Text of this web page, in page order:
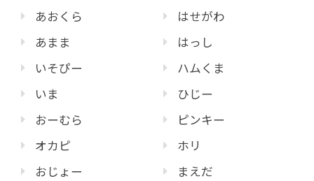
あおくら
あまま
いそぴー
いま
おーむら
オカピ
おじょー
はせがわ
はっし
ハムくま
ひじー
ピンキー
ホリ
まえだ